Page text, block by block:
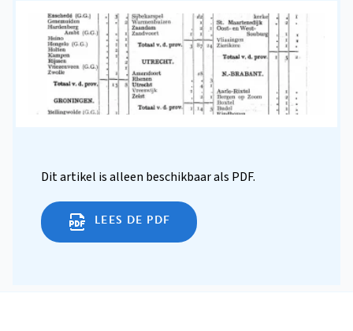
Dit artikel is alleen beschikbaar als PDF.
LEES DE PDF